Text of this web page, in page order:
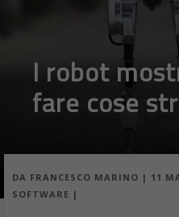
I robot
fare cose
DA FRANCESCO MARINO | 11
SOFTWARE |